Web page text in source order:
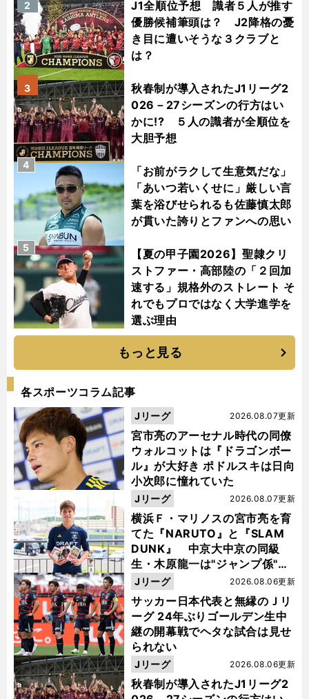
J1全順位予想 識者５人が推す
優勝候補筆頭は？ J2降格の憂
き目に遭いそうな３クラブと
は？
2
秋春制が導入されたJ1リーグ2
026－27シーズンの行方はい
かに!? ５人の識者が全順位を
大胆予想
3
「お前がラクして生意気だな」
「あいつ若いくせに」厳しい言
葉を浴びせられるも佐藤慎太郎
が貫いた誇りとファンへの思い
4
【夏の甲子園2026】聖隷クリ
ストファー・高部陸の「２回加
速する」規格外のストレート そ
れでもプロではなく大学進学を
選ぶ理由
5
もっと見る
各スポーツコラム記事
宮市亮のアーセナル時代の同僚
ウォルコットは『ドラゴンボー
ル』が大好き ポドルスキは日向
小次郎に憧れていた
2026.08.07更新
Jリーグ
横浜Ｆ・マリノスの宮市亮を育
てた『NARUTO』と『SLAM
DUNK』 中京大中京の同級
生・木原龍一は"ジャンプ係"だ
った
2026.08.07更新
Jリーグ
サッカー日本代表と無縁のＪリ
ーグ 24年ぶりゴールデン生中
継の開幕戦でヘタな試合は見せ
られない
2026.08.06更新
Jリーグ
秋春制が導入されたJ1リーグ2
2026.08.06更新
Jリーグ